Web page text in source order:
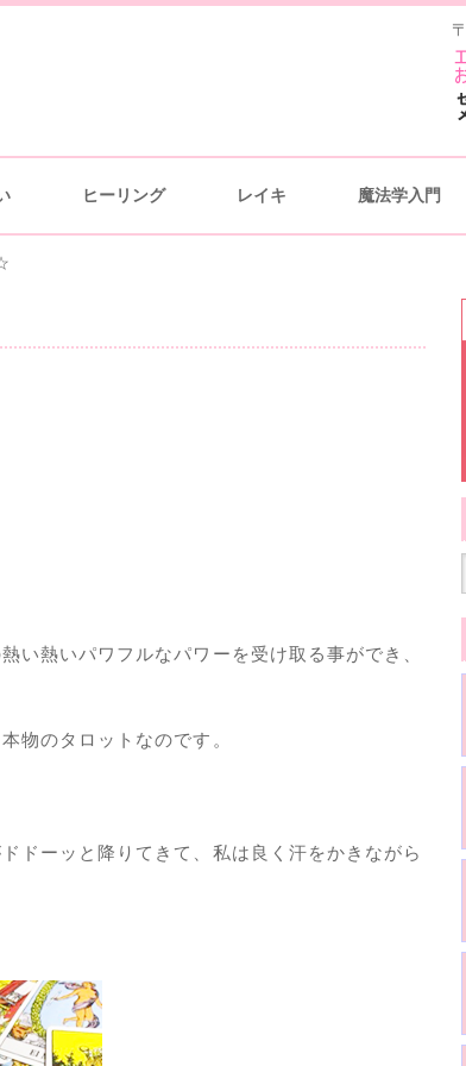
ヒーリング レイキ 魔法学入門
い熱いパワフルなパワーを受け取る事ができ、
物のタロットなのです。
ドーッと降りてきて、私は良く汗をかきながら